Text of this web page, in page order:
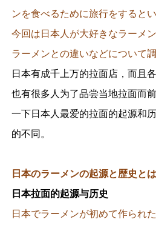
ンを食べるために旅行をすると
今回は日本人が大好きなラーメ
ラーメンとの違いなどについて
日本有成千上万的拉面店，而且
也有很多人为了品尝当地拉面而
一下日本人最爱的拉面的起源和
的不同。
日本のラーメンの起源と歴史と
日本拉面的起源与历史
日本でラーメンが初めて作られ